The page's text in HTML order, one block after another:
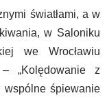
światłami, a w
w Saloniku
we Wrocławiu
„Kolędowanie z
wspólne śpiewanie